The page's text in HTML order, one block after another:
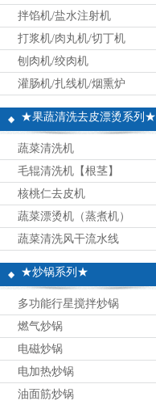
拌馅机/盐水注射机
打浆机/肉丸机/切丁机
刨肉机/绞肉机
灌肠机/扎线机/烟熏炉
★果蔬清洗去皮漂烫系列★
蔬菜清洗机
毛辊清洗机【根茎】
核桃仁去皮机
蔬菜漂烫机（蒸煮机）
蔬菜清洗风干流水线
★炒锅系列★
多功能行星搅拌炒锅
燃气炒锅
电磁炒锅
电加热炒锅
油面筋炒锅